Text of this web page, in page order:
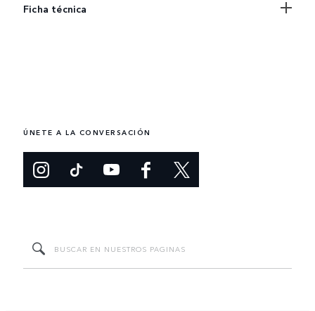
Ficha técnica
ÚNETE A LA CONVERSACIÓN